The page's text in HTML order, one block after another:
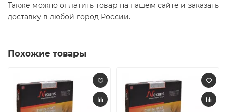
Также можно оплатить товар на нашем сайте и заказать
доставку в любой город России.
Похожие товары